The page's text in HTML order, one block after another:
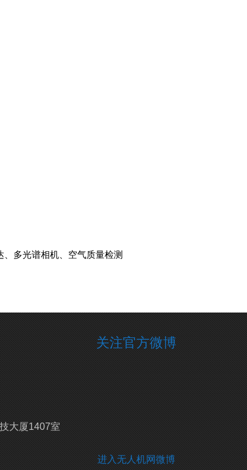
多光谱相机、空气质量检测
大厦1407室
关注官方微博
进入无人机网微博